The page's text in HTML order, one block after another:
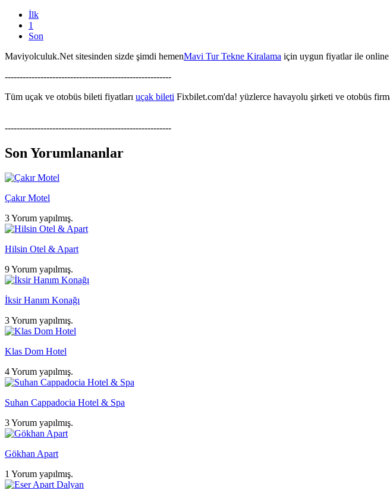
İlk
1
Son
Maviyolculuk.Net sitesinden sizde şimdi hemenMavi Tur Tekne Kiralama için uygun fiyatlar ile online
--------------------------------------------------------
Tüm uçak ve otobüs bileti fiyatları uçak bileti Fixbilet.com'da! yüzlerce havayolu şirketi ve otobüs
--------------------------------------------------------
Son Yorumlananlar
Çakır Motel
3 Yorum yapılmış.
Hilsin Otel & Apart
9 Yorum yapılmış.
İksir Hanım Konağı
3 Yorum yapılmış.
Klas Dom Hotel
4 Yorum yapılmış.
Suhan Cappadocia Hotel & Spa
3 Yorum yapılmış.
Gökhan Apart
1 Yorum yapılmış.